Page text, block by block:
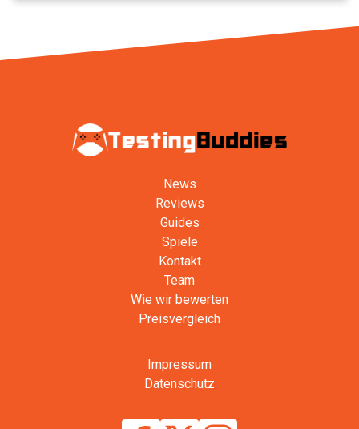
News
Reviews
Guides
Spiele
Kontakt
Team
Wie wir bewerten
Preisvergleich
Impressum
Datenschutz